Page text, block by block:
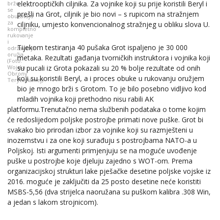
brže
se
obučavaju
za
kompletno
rukovanje
i
održavanje
oružja
(Foto:
Wojska
Obrony
Terytorialnej)
elektrooptičkih ciljnika. Za vojnike koji su prije koristili Beryl i
prešli na Grot, ciljnik je bio novi – s rupicom na stražnjem
ciljniku, umjesto konvencionalnog stražnjeg u obliku slova U.
Tijekom testiranja 40 pušaka Grot ispaljeno je 30 000
metaka. Rezultati gađanja tvorničkih instruktora i vojnika koji
su pucali iz Grota pokazali su 20 % bolje rezultate od onih
koji su koristili Beryl, a i proces obuke u rukovanju oružjem
bio je mnogo brži s Grotom. To je bilo posebno vidljivo kod
mladih vojnika koji prethodno nisu rabili AK
platformu.Trenutačno nema službenih podataka o tome kojim
će redoslijedom poljske postrojbe primati nove puške. Grot bi
svakako bio prirodan izbor za vojnike koji su razmješteni u
inozemstvu i za one koji surađuju s postrojbama NATO-a u
Poljskoj. Isti argumenti primjenjuju se na moguće uvođenje
puške u postrojbe koje djeluju zajedno s WOT-om. Prema
organizacijskoj strukturi lake pješačke desetine poljske vojske iz
2016. moguće je zaključiti da 25 posto desetine neće koristiti
MSBS-5,56 (dva strijelca naoružana su puškom kalibra .308 Win,
a jedan s lakom strojnicom).